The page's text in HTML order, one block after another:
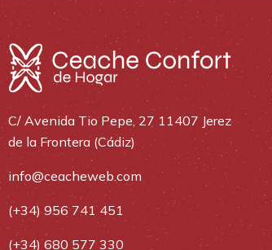
C/ Avenida Tio Pepe, 27 11407 Jerez
de la Frontera (Cádiz)
info@ceacheweb.com
(+34) 956 741 451
(+34) 680 577 330